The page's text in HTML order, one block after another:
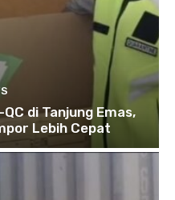
di Tanjung Emas,
Lebih Cepat